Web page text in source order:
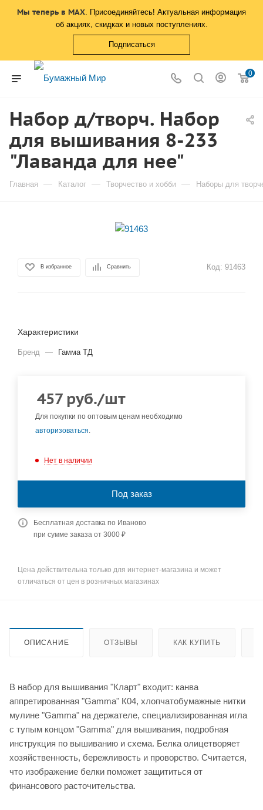
Мы теперь в MAX. Присоединяйтесь! Актуальная информация
об акциях, скидках и новых поступлениях.
Подписаться
0
Набор д/творч. Набор
для вышивания 8-233
"Лаванда для нее"
Главная — Каталог — Творчество и хобби — Наборы для
В избранное Сравнить Код: 91463
Характеристики
Бренд — Гамма ТД
457руб./шт
Для покупки по оптовым ценам необходимо
авторизоваться.
Нет в наличии
Под заказ
Бесплатная доставка по Иваново
при сумме заказа от 3000 ₽
Цена действительна только для интернет-магазина и может
отличаться от цен в розничных магазинах
ОПИСАНИЕ ОТЗЫВЫ КАК КУПИТЬ
В набор для вышивания "Кларт" входит: канва
аппретированная "Gamma" К04, хлопчатобумажные нитки
мулине "Gamma" на держателе, специализированная игла
с тупым концом "Gamma" для вышивания, подробная
инструкция по вышиванию и схема. Белка олицетворяет
хозяйственность, бережливость и проворство. Считается,
что изображение белки поможет защититься от
финансового расточительства.